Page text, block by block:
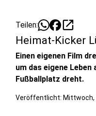
Teilen: open_in_new
Heimat-Kicker
Einen eigenen Film
um das eigene Leben
Fußballplatz dreht.
Veröffentlicht: Mittwoch,